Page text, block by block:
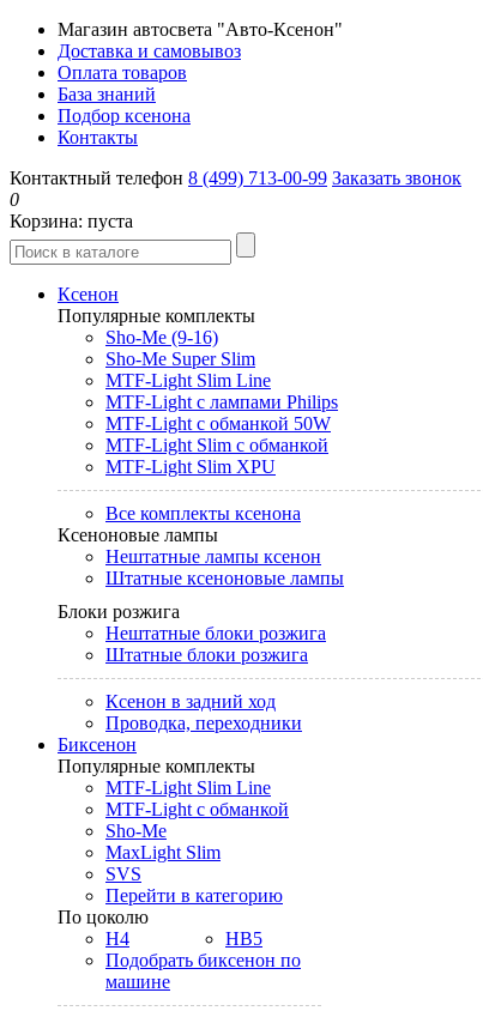
Магазин автосвета "Авто-Ксенон"
Доставка и самовывоз
Оплата товаров
База знаний
Подбор ксенона
Контакты
Контактный телефон 8 (499) 713-00-99 Заказать звонок
0
Корзина: пуста
Ксенон
Популярные комплекты
Sho-Me (9-16)
Sho-Me Super Slim
MTF-Light Slim Line
MTF-Light с лампами Philips
MTF-Light с обманкой 50W
MTF-Light Slim с обманкой
MTF-Light Slim XPU
Все комплекты ксенона
Ксеноновые лампы
Нештатные лампы ксенон
Штатные ксеноновые лампы
Блоки розжига
Нештатные блоки розжига
Штатные блоки розжига
Ксенон в задний ход
Проводка, переходники
Биксенон
Популярные комплекты
MTF-Light Slim Line
MTF-Light с обманкой
Sho-Me
MaxLight Slim
SVS
Перейти в категорию
По цоколю
H4
HB5
Подобрать биксенон по
машине